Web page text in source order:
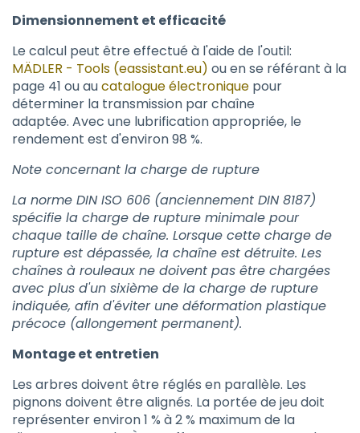
Dimensionnement et efficacité
Le calcul peut être effectué à l'aide de l'outil:
MÄDLER - Tools (eassistant.eu) ou en se référant à la
page 41 ou aucatalogue électronique pour
déterminer la transmission par chaîne
adaptée. Avec une lubrification appropriée, le
rendement est d'environ 98 %.
Note concernant la charge de rupture
La norme DIN ISO 606 (anciennement DIN 8187)
spécifie la charge de rupture minimale pour
chaque taille de chaîne. Lorsque cette charge de
rupture est dépassée, la chaîne est détruite. Les
chaînes à rouleaux ne doivent pas être chargées
avec plus d'un sixième de la charge de rupture
indiquée, afin d'éviter une déformation plastique
précoce (allongement permanent).
Montage et entretien
Les arbres doivent être réglés en parallèle. Les
pignons doivent être alignés. La portée de jeu doit
représenter environ 1 % à 2 % maximum de la